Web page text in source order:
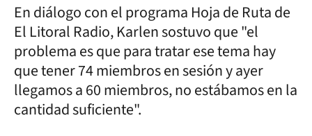
En diálogo con el programa Hoja de Ruta de
El Litoral Radio, Karlen sostuvo que "el
problema es que para tratar ese tema hay
que tener 74 miembros en sesión y ayer
llegamos a 60 miembros, no estábamos en la
cantidad suficiente".